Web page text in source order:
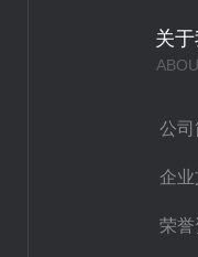
关
公司
企
荣誉